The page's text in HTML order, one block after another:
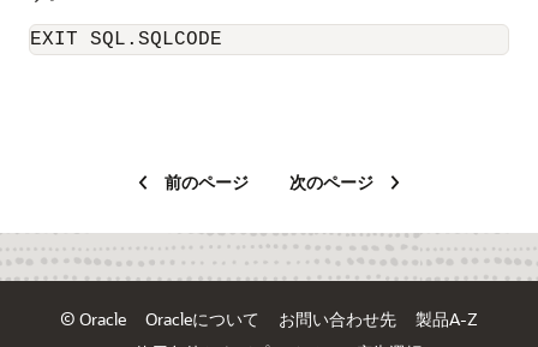
EXIT SQL.SQLCODE
前のページ 次のページ
© Oracle Oracleについて お問い合わせ先
製品A-Z